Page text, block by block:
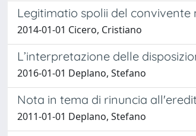
Legitimatio spolii del convivente
2014-01-01 Cicero, Cristiano
L’interpretazione delle
2016-01-01 Deplano, Stefano
Nota in tema di rinuncia
2011-01-01 Deplano, Stefano